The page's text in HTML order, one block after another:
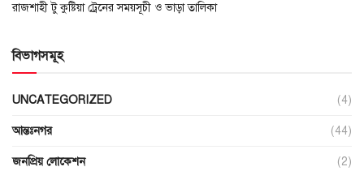
রাজশাহী টু কুষ্টিয়া ট্রেনের সময়সূচী ও ভাড়া তালিকা
বিভাগসমূহ
UNCATEGORIZED (4)
আন্তঃনগর (44)
জনপ্রিয় লোকেশন (2)